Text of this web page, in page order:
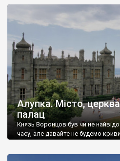
Алупка. Місто,
палац
Князь Воронцов був чи не
часу, але давайте не будемо